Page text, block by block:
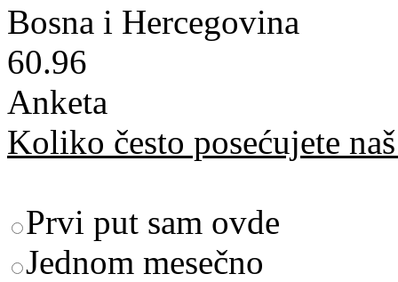
Bosna i Hercegovina
60.96
Anketa
Koliko često posećujete
Prvi put sam ovde
Jednom mesečno